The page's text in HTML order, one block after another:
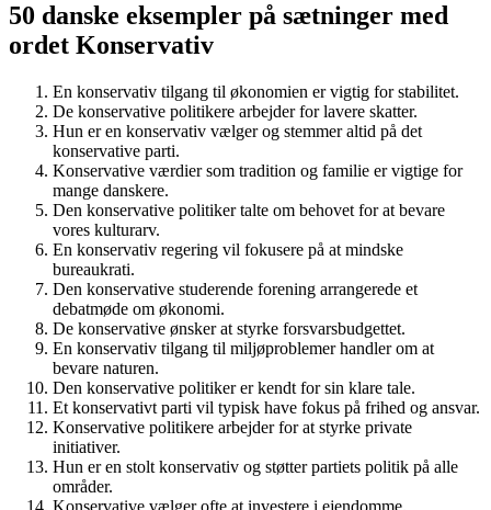
50 danske eksempler på sætninger med
ordet Konservativ
En konservativ tilgang til økonomien er vigtig for stabilitet.
De konservative politikere arbejder for lavere skatter.
Hun er en konservativ vælger og stemmer altid på det
konservative parti.
Konservative værdier som tradition og familie er vigtige for
mange danskere.
Den konservative politiker talte om behovet for at bevare
vores kulturarv.
En konservativ regering vil fokusere på at mindske
bureaukrati.
Den konservative studerende forening arrangerede et
debatmøde om økonomi.
De konservative ønsker at styrke forsvarsbudgettet.
En konservativ tilgang til miljøproblemer handler om at
bevare naturen.
Den konservative politiker er kendt for sin klare tale.
Et konservativt parti vil typisk have fokus på frihed og ansvar.
Konservative politikere arbejder for at styrke private
initiativer.
Hun er en stolt konservativ og støtter partiets politik på alle
områder.
Konservative vælger ofte at investere i ejendomme.